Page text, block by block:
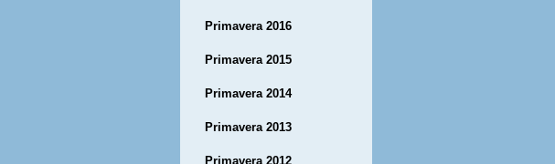
Primavera 2016
Primavera 2015
Primavera 2014
Primavera 2013
Primavera 2012